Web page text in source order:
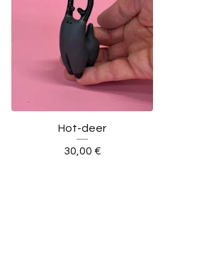
Hot-deer
30,00 €